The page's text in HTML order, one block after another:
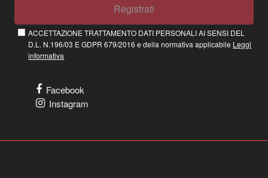
Registrati
ACCETTAZIONE TRATTAMENTO DATI PERSONALI AI SENSI DEL
D.L. N.196/03 E GDPR 679/2016 e della normativa applicabile Leggi
informativa
Facebook
Instagram